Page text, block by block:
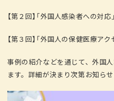
【第２回】「外国人感染者への対応
【第３回】「外国人の保健医療ア
事例の紹介などを通じて、外国
ます。詳細が決まり次第お知らせ